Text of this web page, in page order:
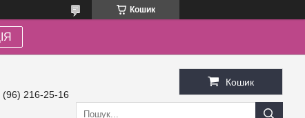
Кошик
(96) 216-25-16
Кошик